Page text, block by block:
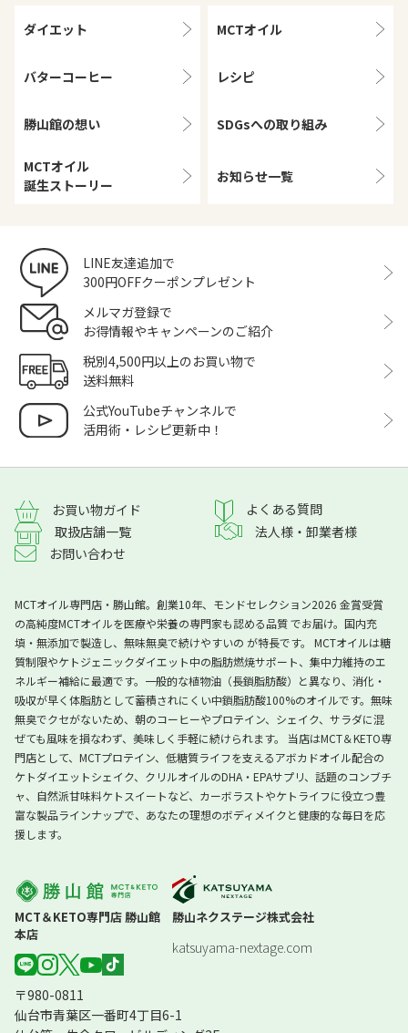
ダイエット MCTオイル
バターコーヒー レシピ
勝山館の想い SDGsへの取り組み
MCTオイル
誕生ストーリー
お知らせ一覧
LINE友達追加で
300円OFFクーポンプレゼント
メルマガ登録で
お得情報やキャンペーンのご紹介
税別4,500円以上のお買い物で
送料無料
公式YouTubeチャンネルで
活用術・レシピ更新中！
お買い物ガイド
よくある質問
取扱店舗一覧
法人様・卸業者様
お問い合わせ
MCTオイル専門店・勝山館。創業10年、モンドセレクション2026 金賞受賞
の高純度MCTオイルを医療や栄養の専門家も認める品質 でお届け。国内充
填・無添加で製造し、無味無臭で続けやすいの が特長です。 MCTオイルは糖
質制限やケトジェニックダイエット中の脂肪燃焼サポート、集中力維持のエ
ネルギー補給に最適です。一般的な植物油（長鎖脂肪酸）と異なり、消化・
吸収が早く体脂肪として蓄積されにくい中鎖脂肪酸100%のオイルです。無味
無臭でクセがないため、朝のコーヒーやプロテイン、シェイク、サラダに混
ぜても風味を損なわず、美味しく手軽に続けられます。 当店はMCT＆KETO専
門店として、MCTプロテイン、低糖質ライフを支えるアボカドオイル配合の
ケトダイエットシェイク、クリルオイルのDHA・EPAサプリ、話題のコンブチ
ャ、自然派甘味料ケトスイートなど、カーボラストやケトライフに役立つ豊
富な製品ラインナップで、あなたの理想のボディメイクと健康的な毎日を応
援します。
MCT＆KETO専門店 勝山館
本店
勝山ネクステージ株式会社
katsuyama-nextage.com
〒980-0811
仙台市青葉区一番町4丁目6-1